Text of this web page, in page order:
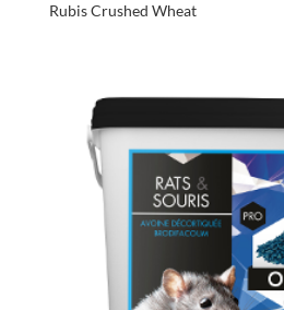
Rubis Crushed Wheat